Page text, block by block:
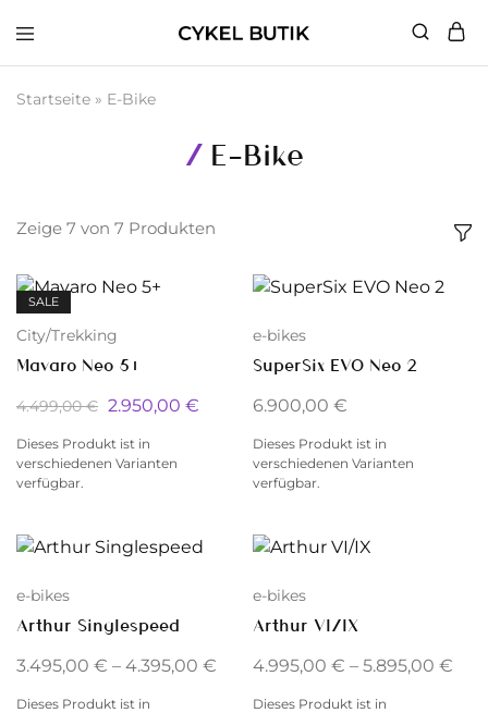
Butik
Startseite » E-Bike
E-Bike
Zeige 7 von 7 Produkten
SALE
City/Trekking
Mavaro Neo 5+
4.499,00€ 2.950,00 €
Dieses Produkt ist in
verschiedenen Varianten
verfügbar.
e-bikes
SuperSix EVO Neo 2
6.900,00 €
Dieses Produkt ist in
verschiedenen Varianten
verfügbar.
e-bikes
Arthur Singlespeed
3.495,00 € – 4.395,00 €
Dieses Produkt ist in
e-bikes
Arthur VI/IX
4.995,00 € – 5.895,00 €
Dieses Produkt ist in